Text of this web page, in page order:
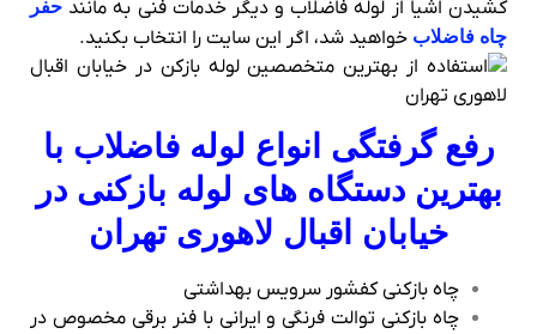
کشیدن اشیا از لوله فاضلاب و دیگر خدمات فنی به مانند حفر
چاه فاضلاب خواهید شد، اگر این سایت را انتخاب بکنید.
رفع گرفتگی انواع لوله فاضلاب با
بهترین دستگاه های لوله بازکنی در
خیابان اقبال لاهوری تهران
چاه بازکنی کفشور سرویس بهداشتی
چاه بازکنی توالت فرنگی و ایرانی با فنر برقی مخصوص در